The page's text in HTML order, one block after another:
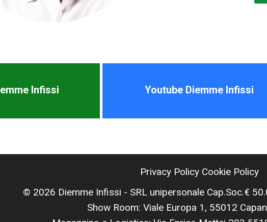
Infissi Youtube Diemme Infissi
Privacy Policy Cookie Policy
© 2026 Diemme Infissi - SRL unipersonale Cap.Soc.€
Show Room: Viale Europa 1, 55012